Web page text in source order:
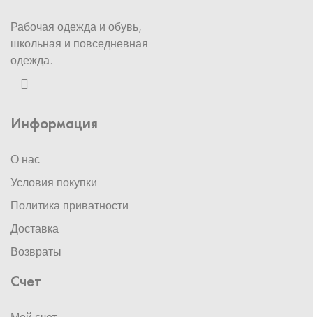
Рабочая одежда и обувь,
школьная и повседневная
одежда.
Информация
О нас
Условия покупки
Политика приватности
Доставка
Возвраты
Счет